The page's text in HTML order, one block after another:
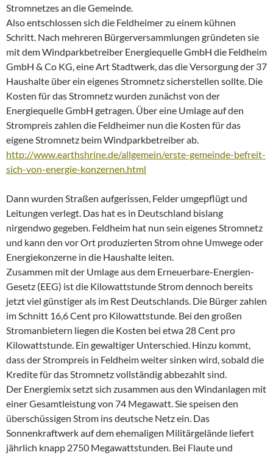
Stromnetzes an die Gemeinde.
Also entschlossen sich die Feldheimer zu einem kühnen
Schritt. Nach mehreren Bürgerversammlungen gründeten sie
mit dem Windparkbetreiber Energiequelle GmbH die Feldheim
GmbH & Co KG, eine Art Stadtwerk, das die Versorgung der 37
Haushalte über ein eigenes Stromnetz sicherstellen sollte. Die
Kosten für das Stromnetz wurden zunächst von der
Energiequelle GmbH getragen. Über eine Umlage auf den
Strompreis zahlen die Feldheimer nun die Kosten für das
eigene Stromnetz beim Windparkbetreiber ab.
http://www.earthshrine.de/allgemein/erste-gemeinde-befreit-
sich-von-energie-konzernen.html
Dann wurden Straßen aufgerissen, Felder umgepflügt und
Leitungen verlegt. Das hat es in Deutschland bislang
nirgendwo gegeben. Feldheim hat nun sein eigenes Stromnetz
und kann den vor Ort produzierten Strom ohne Umwege oder
Energiekonzerne in die Haushalte leiten.
Zusammen mit der Umlage aus dem Erneuerbare-Energien-
Gesetz (EEG) ist die Kilowattstunde Strom dennoch bereits
jetzt viel günstiger als im Rest Deutschlands. Die Bürger zahlen
im Schnitt 16,6 Cent pro Kilowattstunde. Bei den großen
Stromanbietern liegen die Kosten bei etwa 28 Cent pro
Kilowattstunde. Ein gewaltiger Unterschied. Hinzu kommt,
dass der Strompreis in Feldheim weiter sinken wird, sobald die
Kredite für das Stromnetz vollständig abbezahlt sind.
Der Energiemix setzt sich zusammen aus den Windanlagen mit
einer Gesamtleistung von 74 Megawatt. Sie speisen den
überschüssigen Strom ins deutsche Netz ein. Das
Sonnenkraftwerk auf dem ehemaligen Militärgelände liefert
jährlich knapp 2750 Megawattstunden. Bei Flaute und